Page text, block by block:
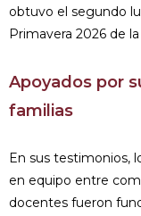
obtuvo el segundo
Primavera 2026 de la
Apoyados por
familias
En sus testimonios,
en equipo entre
docentes fueron